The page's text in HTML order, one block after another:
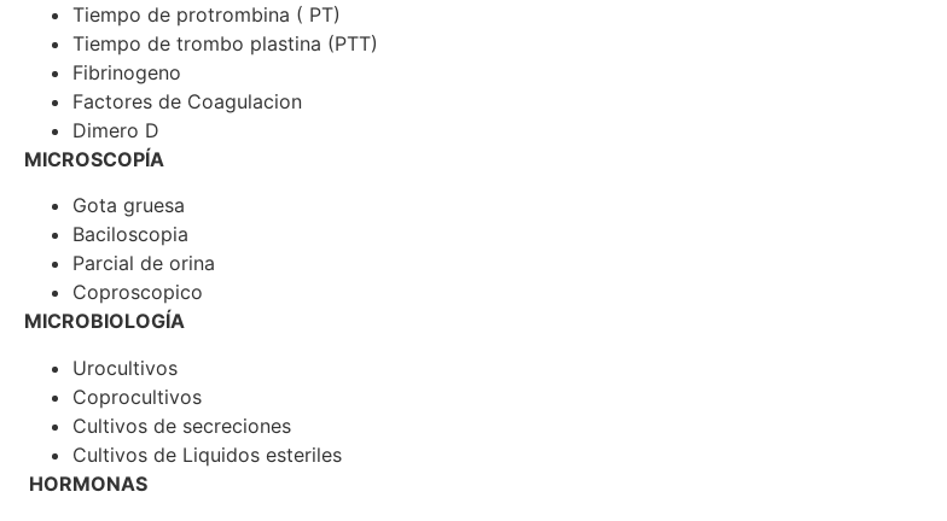
Tiempo de protrombina ( PT)
Tiempo de trombo plastina (PTT)
Fibrinogeno
Factores de Coagulacion
Dimero D
MICROSCOPÍA
Gota gruesa
Baciloscopia
Parcial de orina
Coproscopico
MICROBIOLOGÍA
Urocultivos
Coprocultivos
Cultivos de secreciones
Cultivos de Liquidos esteriles
HORMONAS